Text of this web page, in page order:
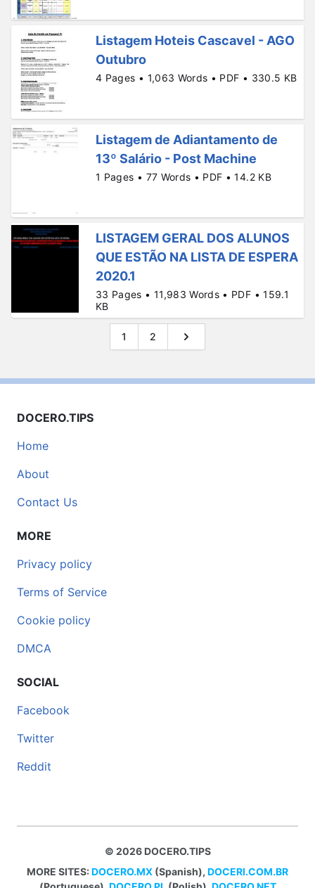
Listagem Hoteis Cascavel - AGO
Outubro
4 Pages • 1,063 Words • PDF • 330.5 KB
Listagem de Adiantamento de
13º Salário - Post Machine
1 Pages • 77 Words • PDF • 14.2 KB
LISTAGEM GERAL DOS ALUNOS
QUE ESTÃO NA LISTA DE ESPERA
2020.1
33 Pages • 11,983 Words • PDF • 159.1
KB
1 2
DOCERO.TIPS
Home
About
Contact Us
MORE
Privacy policy
Terms of Service
Cookie policy
DMCA
SOCIAL
Facebook
Twitter
Reddit
© 2026 DOCERO.TIPS
MORE SITES:DOCERO.MX (Spanish), DOCERI.COM.BR